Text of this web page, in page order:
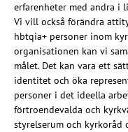
erfarenheter med andra i
Vi vill också förändra
hbtqia+ personer inom
organisationen kan vi
målet. Det kan vara ett
identitet och öka
personer i det ideella
förtroendevalda och
styrelserum och kyrkoråd